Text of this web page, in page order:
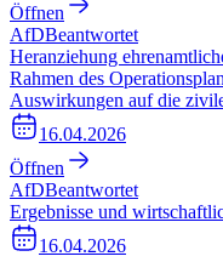
Öffnen
AfDBeantwortet
Heranziehung
Rahmen des
Auswirkungen auf die
16.04.2026
Öffnen
AfDBeantwortet
Ergebnisse und
16.04.2026